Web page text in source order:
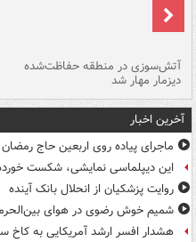
آتش‌سوزی در منطقه حفاظت‌شده
دیزمار مهار شد
آخرین اخبار
ماجرای پیاده روی اربعین حاج رمضان
این دیپلماسی نمایشی، شکست
روایت پزشکیان از انحلال بانک آینده
شمیم خوش رضوی در هوای
هشدار افسر ارشد آمریکایی به کاخ